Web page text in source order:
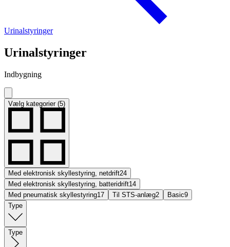
Urinalstyringer
Urinalstyringer
Indbygning
Vælg kategorier (5)
Med elektronisk skyllestyring, netdrift24
Med elektronisk skyllestyring, batteridrift14
Med pneumatisk skyllestyring17 Til STS-anlæg2 Basic9
Type
Type